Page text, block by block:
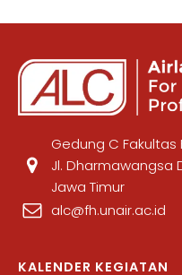
Gedung C Fakultas
Jl. Dharmawangsa
Jawa Timur
alc@fh.unair.ac.id
KALENDER KEGIATAN